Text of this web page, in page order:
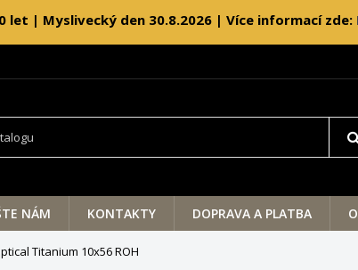
let | Myslivecký den 30.8.2026 | Více informací zde:
NÁM KONTAKTY DOPRAVA A PLATBA
Titanium 10x56 ROH